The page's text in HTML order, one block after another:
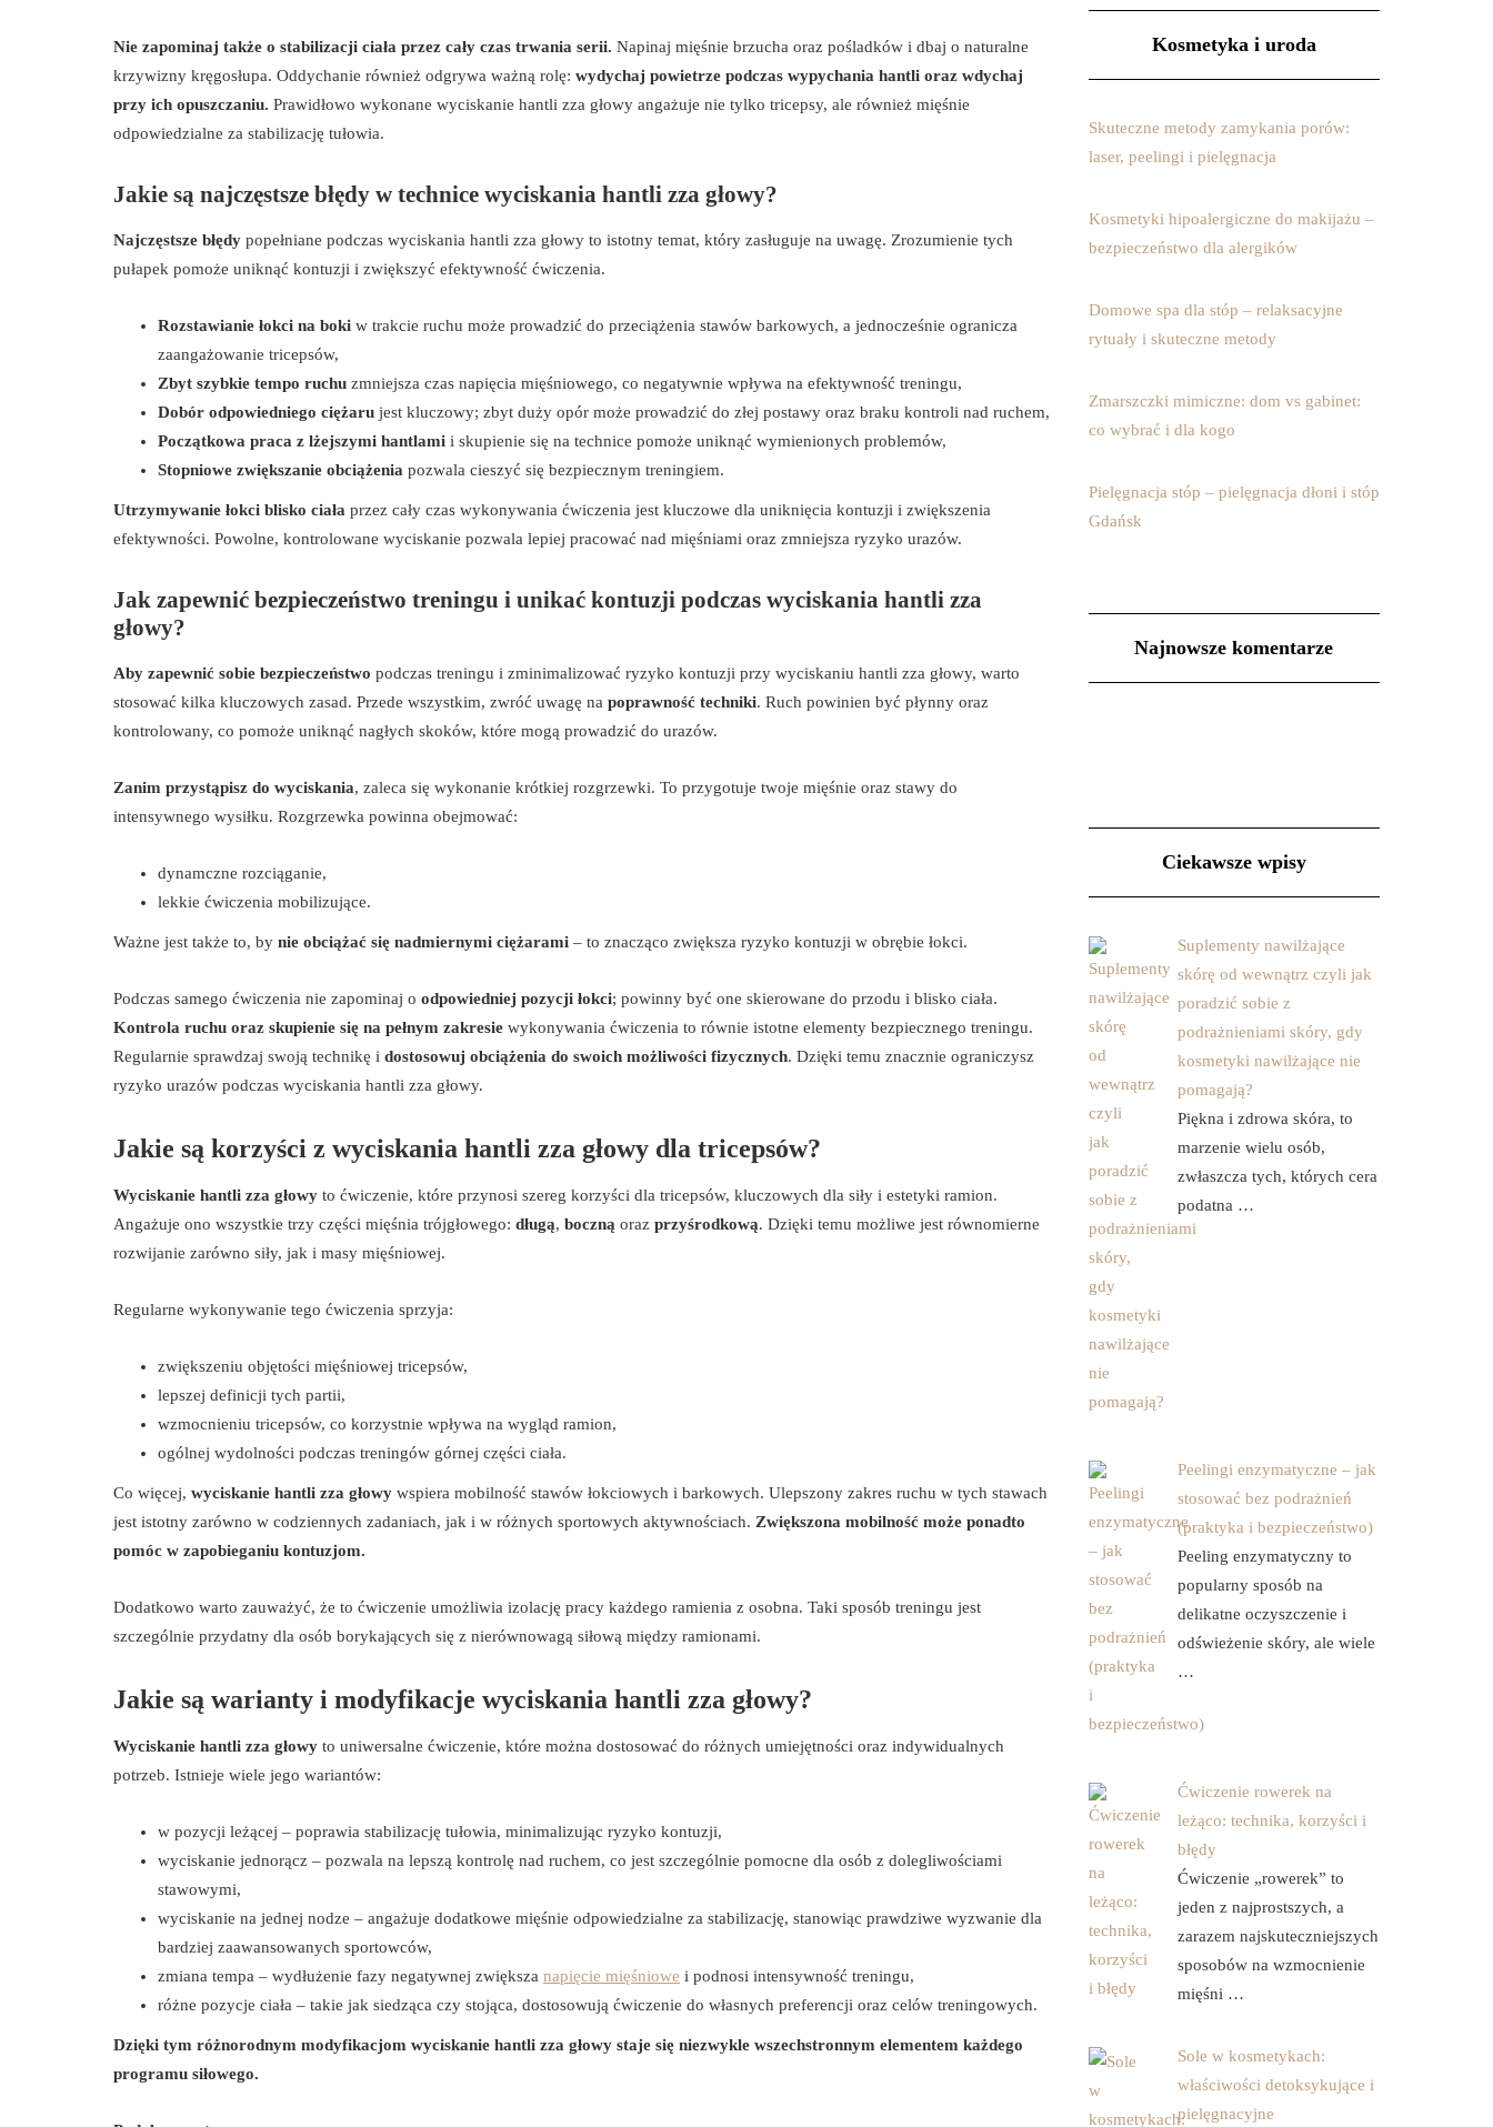
Nie zapominaj także o stabilizacji ciała przez cały czas trwania serii. Napinaj mięśnie brzucha oraz pośladków i dbaj o naturalne
krzywizny kręgosłupa. Oddychanie również odgrywa ważną rolę: wydychaj powietrze podczas wypychania hantli oraz wdychaj
przy ich opuszczaniu. Prawidłowo wykonane wyciskanie hantli zza głowy angażuje nie tylko tricepsy, ale również mięśnie
odpowiedzialne za stabilizację tułowia.
Jakie są najczęstsze błędy w technice wyciskania hantli zza głowy?
Najczęstsze błędy popełniane podczas wyciskania hantli zza głowy to istotny temat, który zasługuje na uwagę. Zrozumienie tych
pułapek pomoże uniknąć kontuzji i zwiększyć efektywność ćwiczenia.
Rozstawianie łokci na boki w trakcie ruchu może prowadzić do przeciążenia stawów barkowych, a jednocześnie ogranicza
zaangażowanie tricepsów,
Zbyt szybkie tempo ruchu zmniejsza czas napięcia mięśniowego, co negatywnie wpływa na efektywność treningu,
Dobór odpowiedniego ciężaru jest kluczowy; zbyt duży opór może prowadzić do złej postawy oraz braku kontroli nad ruchem,
Początkowa praca z lżejszymi hantlami i skupienie się na technice pomoże uniknąć wymienionych problemów,
Stopniowe zwiększanie obciążenia pozwala cieszyć się bezpiecznym treningiem.
Utrzymywanie łokci blisko ciała przez cały czas wykonywania ćwiczenia jest kluczowe dla uniknięcia kontuzji i zwiększenia
efektywności. Powolne, kontrolowane wyciskanie pozwala lepiej pracować nad mięśniami oraz zmniejsza ryzyko urazów.
Jak zapewnić bezpieczeństwo treningu i unikać kontuzji podczas wyciskania hantli zza
głowy?
Aby zapewnić sobie bezpieczeństwo podczas treningu i zminimalizować ryzyko kontuzji przy wyciskaniu hantli zza głowy, warto
stosować kilka kluczowych zasad. Przede wszystkim, zwróć uwagę na poprawność techniki. Ruch powinien być płynny oraz
kontrolowany, co pomoże uniknąć nagłych skoków, które mogą prowadzić do urazów.
Zanim przystąpisz do wyciskania, zaleca się wykonanie krótkiej rozgrzewki. To przygotuje twoje mięśnie oraz stawy do
intensywnego wysiłku. Rozgrzewka powinna obejmować:
dynamczne rozciąganie,
lekkie ćwiczenia mobilizujące.
Ważne jest także to, by nie obciążać się nadmiernymi ciężarami – to znacząco zwiększa ryzyko kontuzji w obrębie łokci.
Podczas samego ćwiczenia nie zapominaj o odpowiedniej pozycji łokci; powinny być one skierowane do przodu i blisko ciała.
Kontrola ruchu oraz skupienie się na pełnym zakresie wykonywania ćwiczenia to równie istotne elementy bezpiecznego treningu.
Regularnie sprawdzaj swoją technikę i dostosowuj obciążenia do swoich możliwości fizycznych. Dzięki temu znacznie ograniczysz
ryzyko urazów podczas wyciskania hantli zza głowy.
Jakie są korzyści z wyciskania hantli zza głowy dla tricepsów?
Wyciskanie hantli zza głowy to ćwiczenie, które przynosi szereg korzyści dla tricepsów, kluczowych dla siły i estetyki ramion.
Angażuje ono wszystkie trzy części mięśnia trójgłowego: długą, boczną oraz przyśrodkową. Dzięki temu możliwe jest równomierne
rozwijanie zarówno siły, jak i masy mięśniowej.
Regularne wykonywanie tego ćwiczenia sprzyja:
zwiększeniu objętości mięśniowej tricepsów,
lepszej definicji tych partii,
wzmocnieniu tricepsów, co korzystnie wpływa na wygląd ramion,
ogólnej wydolności podczas treningów górnej części ciała.
Co więcej, wyciskanie hantli zza głowy wspiera mobilność stawów łokciowych i barkowych. Ulepszony zakres ruchu w tych stawach
jest istotny zarówno w codziennych zadaniach, jak i w różnych sportowych aktywnościach. Zwiększona mobilność może ponadto
pomóc w zapobieganiu kontuzjom.
Dodatkowo warto zauważyć, że to ćwiczenie umożliwia izolację pracy każdego ramienia z osobna. Taki sposób treningu jest
szczególnie przydatny dla osób borykających się z nierównowagą siłową między ramionami.
Jakie są warianty i modyfikacje wyciskania hantli zza głowy?
Wyciskanie hantli zza głowy to uniwersalne ćwiczenie, które można dostosować do różnych umiejętności oraz indywidualnych
potrzeb. Istnieje wiele jego wariantów:
w pozycji leżącej – poprawia stabilizację tułowia, minimalizując ryzyko kontuzji,
wyciskanie jednorącz – pozwala na lepszą kontrolę nad ruchem, co jest szczególnie pomocne dla osób z dolegliwościami
stawowymi,
wyciskanie na jednej nodze – angażuje dodatkowe mięśnie odpowiedzialne za stabilizację, stanowiąc prawdziwe wyzwanie dla
bardziej zaawansowanych sportowców,
zmiana tempa – wydłużenie fazy negatywnej zwiększa napięcie mięśniowe i podnosi intensywność treningu,
różne pozycje ciała – takie jak siedząca czy stojąca, dostosowują ćwiczenie do własnych preferencji oraz celów treningowych.
Dzięki tym różnorodnym modyfikacjom wyciskanie hantli zza głowy staje się niezwykle wszechstronnym elementem każdego
programu siłowego.
Kosmetyka i uroda
Skuteczne metody zamykania porów:
laser, peelingi i pielęgnacja
Kosmetyki hipoalergiczne do makijażu –
bezpieczeństwo dla alergików
Domowe spa dla stóp – relaksacyjne
rytuały i skuteczne metody
Zmarszczki mimiczne: dom vs gabinet:
co wybrać i dla kogo
Pielęgnacja stóp – pielęgnacja dłoni i stóp
Gdańsk
Najnowsze komentarze
Ciekawsze wpisy
Suplementy nawilżające
skórę od wewnątrz czyli jak
poradzić sobie z
podrażnieniami skóry, gdy
kosmetyki nawilżające nie
pomagają?
Piękna i zdrowa skóra, to
marzenie wielu osób,
zwłaszcza tych, których cera
podatna …
Peelingi enzymatyczne – jak
stosować bez podrażnień
(praktyka i bezpieczeństwo)
Peeling enzymatyczny to
popularny sposób na
delikatne oczyszczenie i
odświeżenie skóry, ale wiele
…
Ćwiczenie rowerek na
leżąco: technika, korzyści i
błędy
Ćwiczenie „rowerek” to
jeden z najprostszych, a
zarazem najskuteczniejszych
sposobów na wzmocnienie
mięśni …
Sole w kosmetykach:
właściwości detoksykujące i
pielęgnacyjne